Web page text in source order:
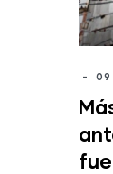
- 09